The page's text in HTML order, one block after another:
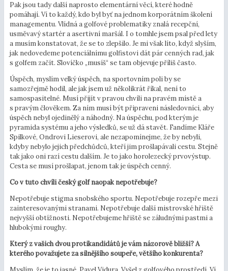
Pak jsou tady další naprosto elementární věcí, které hodně
pomáhají. Ví to každý, kdo byl byť na jednom korporátním školení
managementu. Vlídná a golfové problematiky znalá recepční,
usměvavý startér a asertivní maršál. I o tomhle jsem psal před lety
a musím konstatovat, že se to zlepšilo. Je mi však líto, když slyším,
jak nedovedeme potenciálnímu golfistovi dát pár cenných rad, jak
s golfem začít. Slovíčko „musíš“ se tam objevuje příliš často.
Úspěch, myslím velký úspěch, na sportovním poli by se
samozřejmě hodil, ale jak jsem už několikrát říkal, není to
samospasitelné. Musí přijít v pravou chvíli na pravém místě a
s pravým člověkem. Za ním musí být připraveni následovníci, aby
úspěch nebyl ojedinělý a náhodný. Na úspěchu, pod kterým je
pyramida systému a jeho výsledků, se už dá stavět. Fandíme Kláře
Spilkové, Ondrovi Lieserovi, ale nezapomínejme, že by nebyli,
kdyby nebylo jejich předchůdců, kteří jim prošlapávali cestu. Stejně
tak jako oni razí cestu dalším. Je to jako horolezecký prvovýstup.
Cesta se musí prošlapat, jenom tak je úspěch cenný.
Co v tuto chvíli český golf naopak nepotřebuje?
Nepotřebuje stigma snobského sportu. Nepotřebuje rozepře mezi
zainteresovanými stranami. Nepotřebuje další mistrovské hřiště
nejvyšší obtížnosti. Nepotřebujeme hřiště se záludnými pastmi a
hlubokými roughy.
Který z vašich dvou protikandidátů je vám názorově bližší? A
kterého považujete za silnějšího soupeře, většího konkurenta?